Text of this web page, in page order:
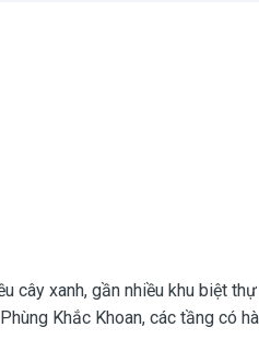
xanh, gần nhiều khu biệt
Khắc Khoan, các tầng có